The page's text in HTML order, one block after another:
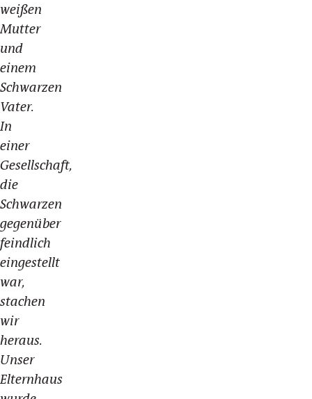
weißen
Mutter
und
einem
Schwarzen
Vater.
In
einer
Gesellschaft,
die
Schwarzen
gegenüber
feindlich
eingestellt
war,
stachen
wir
heraus.
Unser
Elternhaus